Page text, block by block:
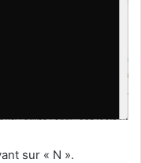
sur « N ».